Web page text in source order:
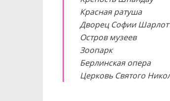
Красная ратуша
Дворец Софии
Остров музеев
Зоопарк
Берлинская опера
Церковь Святого